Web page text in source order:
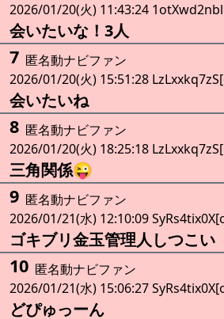
2026/01/20(火) 11:43:24
会いたいな！3人
7 匿名動ナビファン
2026/01/20(火) 15:51:28
会いたいね
8 匿名動ナビファン
2026/01/20(火) 18:25:18
三角関係😜
9 匿名動ナビファン
2026/01/21(水) 12:10:09
ゴキブリ金玉管理人しつこい
10 匿名動ナビファン
2026/01/21(水) 15:06:27
どぴゅっーん